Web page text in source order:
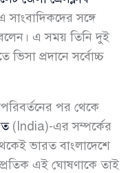
সঙ্গে
এ সময় তিনি দুই
প্রদানে সর্বোচ্চ
পর থেকে
(India)-এর সম্পর্কের
ভারত বাংলাদেশে
এই ঘোষণাকে তাই